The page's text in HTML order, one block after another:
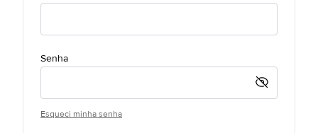
Esqueci minha senha